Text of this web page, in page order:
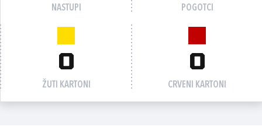
NASTUPI POGOTCI
0
ŽUTI KARTONI
0
CRVENI KARTONI